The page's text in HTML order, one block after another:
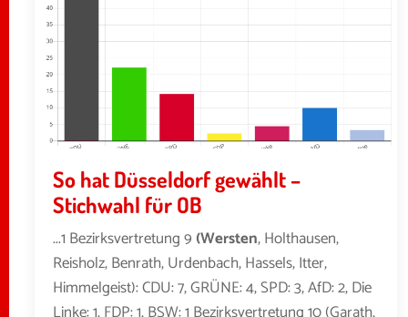
So hat Düsseldorf gewählt –
Stichwahl für OB
...1 Bezirksvertretung 9 (Wersten, Holthausen,
Reisholz, Benrath, Urdenbach, Hassels, Itter,
Himmelgeist): CDU: 7, GRÜNE: 4, SPD: 3, AfD: 2, Die